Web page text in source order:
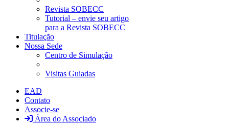
Revista SOBECC
Tutorial – envie seu artigo
para a Revista SOBECC
Titulação
Nossa Sede
Centro de Simulação
Visitas Guiadas
EAD
Contato
Associe-se
Área do Associado